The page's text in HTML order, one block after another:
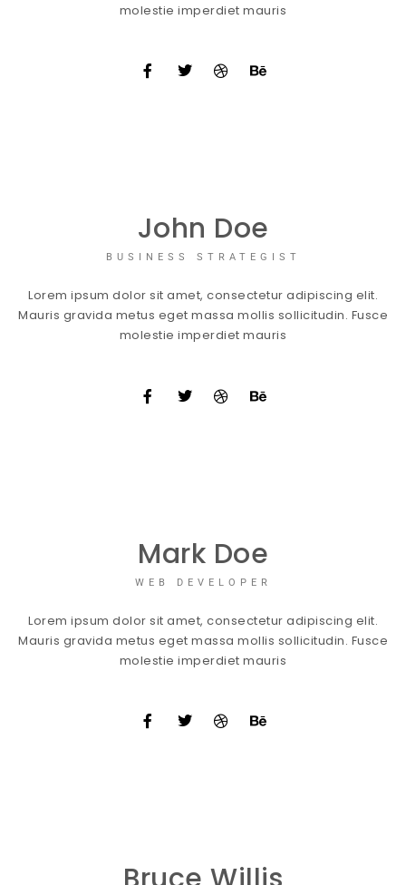
molestie imperdiet mauris
John Doe
BUSINESS STRATEGIST
Lorem ipsum dolor sit amet, consectetur adipiscing elit.
Mauris gravida metus eget massa mollis sollicitudin. Fusce
molestie imperdiet mauris
Mark Doe
WEB DEVELOPER
Lorem ipsum dolor sit amet, consectetur adipiscing elit.
Mauris gravida metus eget massa mollis sollicitudin. Fusce
molestie imperdiet mauris